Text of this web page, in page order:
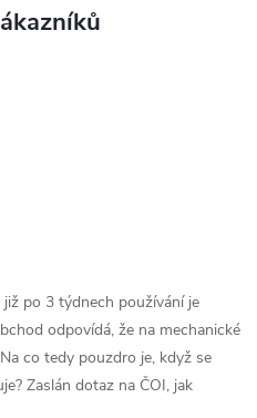
po 3 týdnech používání je
odpovídá, že na mechanické
co tedy pouzdro je, když se
Zaslán dotaz na ČOI, jak